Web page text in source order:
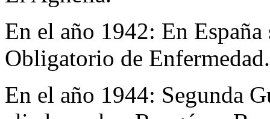
En el año 1942: En
Obligatorio de Enfermedad.
En el año 1944: Segunda